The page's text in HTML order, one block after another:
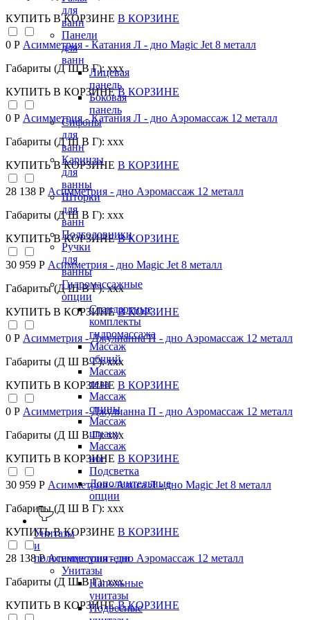
для
ванн
Панели
для
ванн
Лицевая
панель
Боковая
панель
Сифоны
для
ванн
Карнизы
для
ванны
Шторки
для
ванн
Подголовники
Ручки
для
ванны
Гидромассажные
опции
Стандартные
комплекты
гидромассажа
Массаж
общий
Массаж
тела
Массаж
спины
Массаж
шиацу
Массаж
ног
Подсветка
Дополнительные
опции
Унитазы
и
полотенцесушители
Унитазы
Напольные
унитазы
Подвесные
КУПИТЬ В КОРЗИНЕ В КОРЗИНЕ
0 Р Асимметрия - Катания Л - дно Magic Jet 8 металл
Габариты (Д Ш В Г): xxx
КУПИТЬ В КОРЗИНЕ В КОРЗИНЕ
0 Р Асимметрия - Катания Л - дно Аэромассаж 12 металл
Габариты (Д Ш В Г): xxx
КУПИТЬ В КОРЗИНЕ В КОРЗИНЕ
28 138 Р Асимметрия - дно Аэромассаж 12 металл
Габариты (Д Ш В Г): xxx
КУПИТЬ В КОРЗИНЕ В КОРЗИНЕ
30 959 Р Асимметрия - дно Magic Jet 8 металл
Габариты (Д Ш В Г): xxx
КУПИТЬ В КОРЗИНЕ В КОРЗИНЕ
0 Р Асимметрия - Джулианна П - дно Аэромассаж 12 металл
Габариты (Д Ш В Г): xxx
КУПИТЬ В КОРЗИНЕ В КОРЗИНЕ
0 Р Асимметрия - Джулианна П - дно Аэромассаж 12 металл
Габариты (Д Ш В Г): xxx
КУПИТЬ В КОРЗИНЕ В КОРЗИНЕ
30 959 Р Асимметрия - Алиса Л - дно Magic Jet 8 металл
Габариты (Д Ш В Г): xxx
КУПИТЬ В КОРЗИНЕ В КОРЗИНЕ
28 138 РАсимметрия - дно Аэромассаж 12 металл
Габариты (Д Ш В Г): xxx
КУПИТЬ В КОРЗИНЕ В КОРЗИНЕ